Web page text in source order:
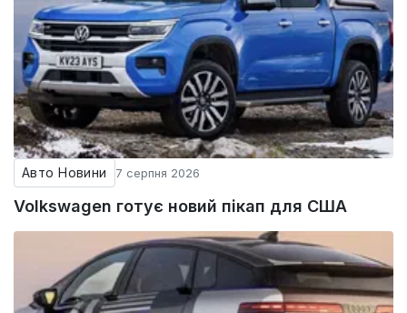
Авто Новини 7 серпня 2026
Volkswagen готує новий пікап для США